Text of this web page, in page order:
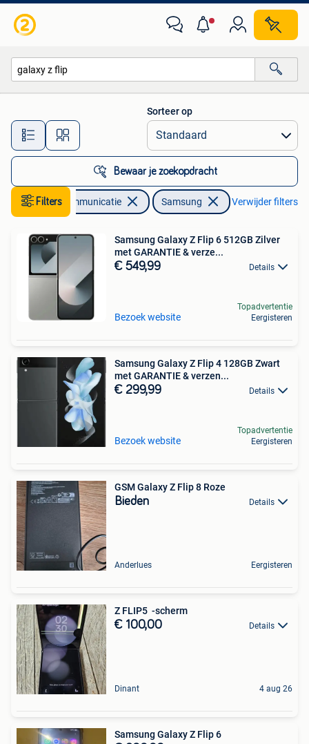
Alle afstanden…
Sorteer op
Bewaar je zoekopdracht
Filters
Telecommunicatie Samsung Verwijder filters
Samsung Galaxy Z Flip 6 512GB Zilver
met GARANTIE & verze...
€ 549,99 Details
Bezoek website
Topadvertentie
Eergisteren
Samsung Galaxy Z Flip 4 128GB Zwart
met GARANTIE & verzen...
€ 299,99 Details
Bezoek website
Topadvertentie
Eergisteren
GSM Galaxy Z Flip 8 Roze
Bieden Details
Anderlues Eergisteren
Z FLIP5 ️️️ -scherm
€ 100,00 Details
Dinant 4 aug 26
Samsung Galaxy Z Flip 6